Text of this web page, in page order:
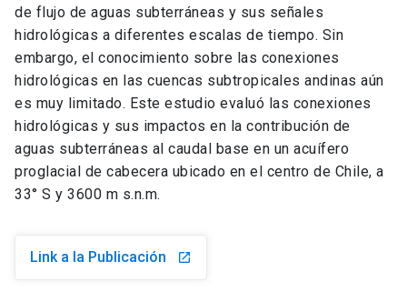
de flujo de aguas subterráneas y sus señales
hidrológicas a diferentes escalas de tiempo. Sin
embargo, el conocimiento sobre las conexiones
hidrológicas en las cuencas subtropicales andinas aún
es muy limitado. Este estudio evaluó las conexiones
hidrológicas y sus impactos en la contribución de
aguas subterráneas al caudal base en un acuífero
proglacial de cabecera ubicado en el centro de Chile, a
33° S y 3600 m s.n.m.
Link a la Publicación launch